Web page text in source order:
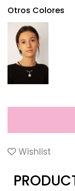
Otros Colores
Wishlist